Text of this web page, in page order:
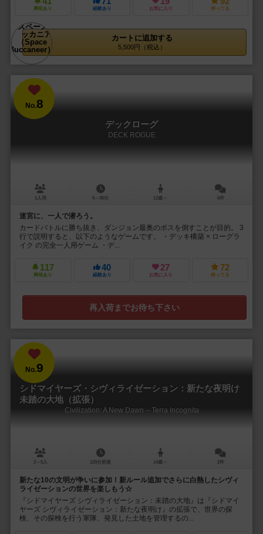
興味あり 経験あり お気に入り 持ってる
カートに追加する
5,500円（税込）
No.8
デックローグ
DECK ROGUE
1人用 5～30分 12歳～ 6件
迷宮に、一人で潜ろう。
カードバトルに勝ち抜き、ダンジョン最奥のボスを倒すことが目的。 3
行で説明すると、以下のようなゲームです。 ・デッキ構築 × ローグラ
イク の完全一人用ゲーム ・デ...
117
興味あり
40
経験あり
27
お気に入り
72
持ってる
再入荷までお待ち下さい
No.9
シドマイヤーズ・シヴィライゼーション：新たな夜明け
未踏の大地（拡張）
Civilization: A New Dawn – Terra Incognita
2～5人 120分前後 14歳～ 2件
新たな10の文明が争いに参加！新ルール追加でさらに白熱したシヴィ
ライゼーションの世界を楽しもう☆
『シドマイヤーズ シヴィライゼーション：未踏の大地』は『シドマイ
ヤーズ シヴィライゼーション：新たな夜明け』の拡張で、世界の探
検、その探検を行う軍隊、発見した土地を管理するの...